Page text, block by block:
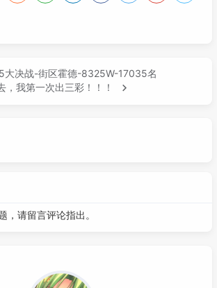
大决战-街区霍德-8325W-17035名
，我第一次出三彩！！！
，请留言评论指出。